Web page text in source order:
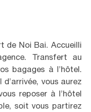
de Noi Bai. Accueilli
Transfert au
bagages à l’hôtel.
vous aurez
reposer à l’hôtel
soit vous partirez